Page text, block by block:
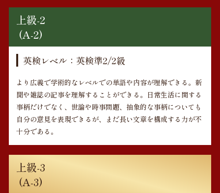
上級-2
(A-2)
英検レベル：英検準2/2級
より広義で学術的なレベルでの単語や内容が理解できる。新
聞や雑誌の記事を理解することができる。日常生活に関する
事柄だけでなく、世論や時事問題、抽象的な事柄についても
自分の意見を表現できるが、まだ長い文章を構成する力が不
十分である。
上級-3
(A-3)